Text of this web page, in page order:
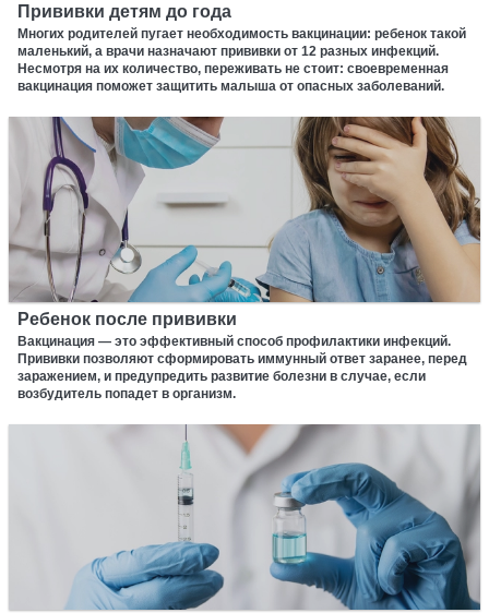
Прививки детям до года
Многих родителей пугает необходимость вакцинации: ребенок такой
маленький, а врачи назначают прививки от 12 разных инфекций.
Несмотря на их количество, переживать не стоит: своевременная
вакцинация поможет защитить малыша от опасных заболеваний.
Ребенок после прививки
Вакцинация — это эффективный способ профилактики инфекций.
Прививки позволяют сформировать иммунный ответ заранее, перед
заражением, и предупредить развитие болезни в случае, если
возбудитель попадет в организм.